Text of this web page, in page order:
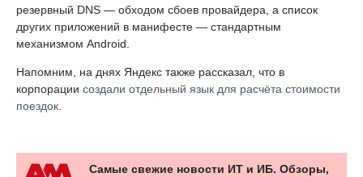
резервный DNS — обходом сбоев провайдера, а список
других приложений в манифесте — стандартным
механизмом Android.
Напомним, на днях Яндекс также рассказал, что в
корпорации создали отдельный язык для расчёта стоимости
поездок.
Самые свежие новости ИТ и ИБ. Обзоры,